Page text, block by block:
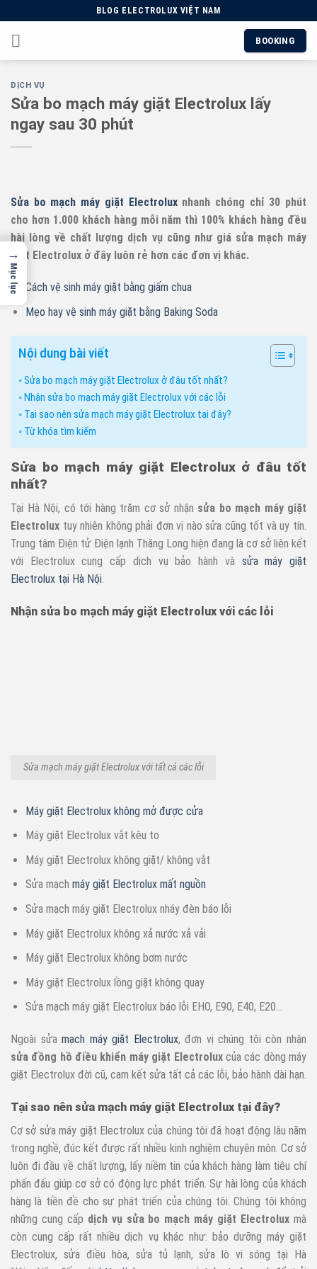
to
content
BLOG ELECTROLUX VIỆT NAM
BOOKING
DỊCH VỤ
Sửa bo mạch máy giặt Electrolux lấy
ngay sau 30 phút
Sửa bo mạch máy giặt Electroluxnhanh chóng chỉ 30 phút
cho hơn 1.000 khách hàng mỗi năm thì 100% khách hàng đều
hài lòng về chất lượng dịch vụ cũng như giá sửa mạch máy
giặt Electrolux ở đây luôn rẻ hơn các đơn vị khác.
Cách vệ sinh máy giặt bằng giấm chua
Mẹo hay vệ sinh máy giặt bằng Baking Soda
Nội dung bài viết
Sửa bo mạch máy giặt Electrolux ở đâu tốt nhất?
Nhận sửa bo mạch máy giặt Electrolux với các lỗi
Tại sao nên sửa mạch máy giặt Electrolux tại đây?
Từ khóa tìm kiếm
Sửa bo mạch máy giặt Electrolux ở đâu tốt
nhất?
Tại Hà Nội, có tới hàng trăm cơ sở nhận sửa bo mạch máy giặt
Electrolux tuy nhiên không phải đơn vị nào sửa cũng tốt và uy tín.
Trung tâm Điện tử Điện lạnh Thăng Long hiện đang là cơ sở liên kết
với Electrolux cung cấp dịch vụ bảo hành và sửa máy giặt
Electrolux tại Hà Nội.
Nhận sửa bo mạch máy giặt Electrolux với các lỗi
Sửa mạch máy giặt Electrolux với tất cả các lỗi
Máy giặt Electrolux không mở được cửa
Máy giặt Electrolux vắt kêu to
Máy giặt Electrolux không giặt/ không vắt
Sửa mạch máy giặt Electrolux mất nguồn
Sửa mạch máy giặt Electrolux nháy đèn báo lỗi
Máy giặt Electrolux không xả nước xả vải
Máy giặt Electrolux không bơm nước
Máy giặt Electrolux lồng giặt không quay
Sửa mạch máy giặt Electrolux báo lỗi EHO, E90, E40, E20…
Ngoài sửamạch máy giặt Electrolux, đơn vị chúng tôi còn nhận
sửa đồng hồ điều khiển máy giặt Electroluxcủa các dòng máy
giặt Electrolux đời cũ, cam kết sửa tất cả các lỗi, bảo hành dài hạn.
Tại sao nên sửa mạch máy giặt Electrolux tại đây?
Cơ sở sửa máy giặt Electrolux của chúng tôi đã hoạt động lâu năm
trong nghề, đúc kết được rất nhiều kinh nghiệm chuyên môn. Cơ sở
luôn đi đầu về chất lượng, lấy niềm tin của khách hàng làm tiêu chí
phấn đấu giúp cơ sở có động lực phát triển. Sự hài lòng của khách
hàng là tiền đề cho sự phát triển của chúng tôi. Chúng tôi không
những cung cấp dịch vụ sửa bo mạch máy giặt Electroluxmà
còn cung cấp rất nhiều dịch vụ khác như: bảo dưỡng máy giặt
Electrolux, sửa điều hòa, sửa tủ lạnh, sửa lò vi sóng tại Hà
→
Mục lục